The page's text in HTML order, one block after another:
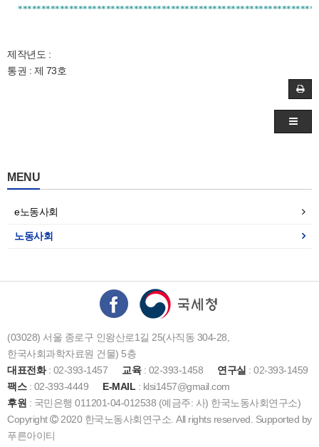
제작년도 :
통권 : 제 73호
MENU
e노동사회
노동사회
(03028) 서울 종로구 인왕산로1길 25(사직동 304-28,
한국사회과학자료원 건물) 5층
대표전화: 02-393-1457 교육: 02-393-1458 연구실 : 02-393-1459
팩스: 02-393-4449 E-MAIL : klsi1457@gmail.com
후원 : 국민은행 011201-04-012538 (예금주: 사) 한국노동사회연구소)
Copyright
2020 한국노동사회연구소. All rights reserved. Supported by
푸른아이티